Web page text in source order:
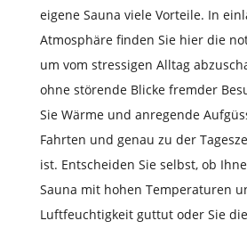
eigene Sauna viele Vorteile. In
Atmosphäre finden Sie hier die
um vom stressigen Alltag
ohne störende Blicke fremder
Sie Wärme und anregende
Fahrten und genau zu der
ist. Entscheiden Sie selbst, ob
Sauna mit hohen Temperaturen
Luftfeuchtigkeit guttut oder Sie